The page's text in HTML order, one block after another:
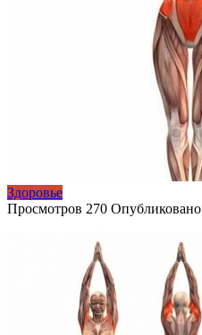
Здоровье
Просмотров 270 Опубликовано